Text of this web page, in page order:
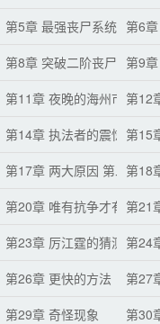
活
第5章 最强丧尸系统 成为
第6
！
第8章 突破二阶丧尸母体
第9
龙国厉江霆
第11章 夜晚的海州市 第12
第14章 执法者的震惊 第15
速度
第17章 两大原因 第二步计
第18
海州市
第20章 唯有抗争才有一线
第21
国高层
第23章 厉江霆的猜测 第24
要道德
第26章 更快的方法
第27
惑
第29章 奇怪现象
第30